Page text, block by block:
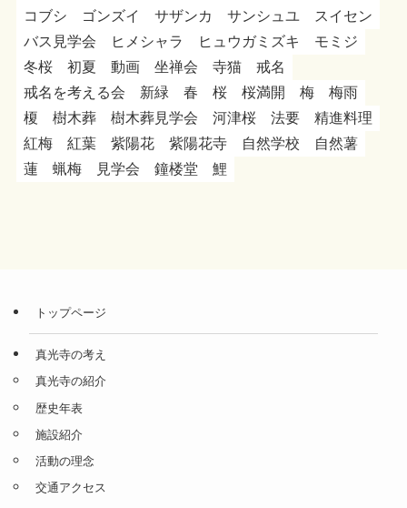
コブシ
ゴンズイ サザンカ サンシュユ
スイセン
バス見学会
ヒメシャラ ヒュウガミズキ
モミジ
冬桜
初夏 動画 坐禅会 寺猫
戒名
戒名を考える会
新緑 春 桜 桜満開 梅
梅雨
榎
樹木葬 樹木葬見学会 河津桜 法要
精進料理
紅梅
紅葉 紫陽花 紫陽花寺 自然学校
自然薯
蓮
蝋梅 見学会 鐘楼堂 鯉
トップページ
真光寺の考え
真光寺の紹介
歴史年表
施設紹介
活動の理念
交通アクセス